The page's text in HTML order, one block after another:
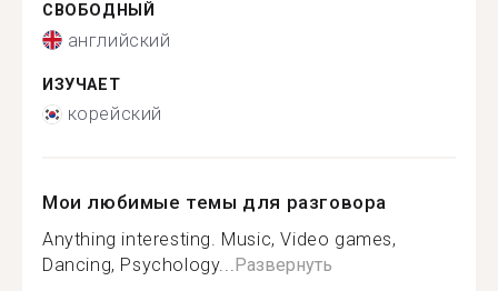
СВОБОДНЫЙ
английский
ИЗУЧАЕТ
корейский
Мои любимые темы для разговора
Anything interesting. Music, Video games,
Dancing, Psychology...Развернуть